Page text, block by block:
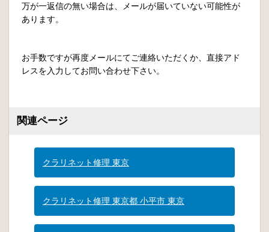
万が一返信の無い場合は、メールが届いていない可能性が
あります。
お手数ですが再度メールにてご連絡いただくか、直接アド
レスを入力してお問い合わせ下さい。
関連ページ
クラリネット修理 東京
クラリネット修理 東京都 小平市 東京